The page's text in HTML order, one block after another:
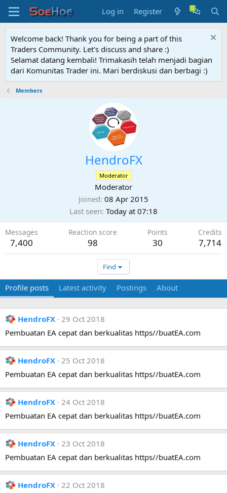
Log in Register
Welcome back! Thank you for being a part of this
Traders Community. Let's discuss and share :)
Selamat datang kembali! Trimakasih telah menjadi bagian
dari Komunitas Trader ini. Mari berdiskusi dan berbagi :)
Members
HendroFX
Moderator
Moderator
Joined 08 Apr 2015
Last seen Today at 07:18
Messages
7,400
Reaction score
98
Points
30
Credits
7,714
Find
Profile posts Latest activity Postings About
HendroFX 29 Oct 2018
Pembuatan EA cepat dan berkualitas https//buatEA.com
HendroFX 25 Oct 2018
Pembuatan EA cepat dan berkualitas https//buatEA.com
HendroFX 24 Oct 2018
Pembuatan EA cepat dan berkualitas https//buatEA.com
HendroFX 23 Oct 2018
Pembuatan EA cepat dan berkualitas https//buatEA.com
HendroFX 22 Oct 2018